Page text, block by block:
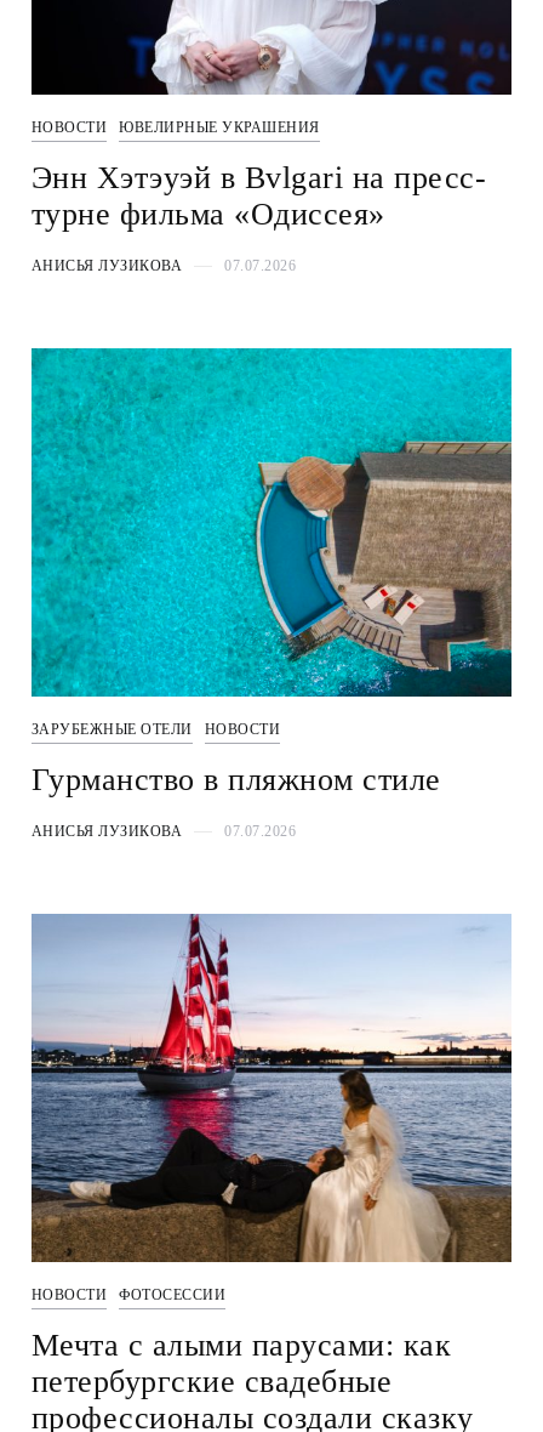
НОВОСТИ ЮВЕЛИРНЫЕ УКРАШЕНИЯ
Энн Хэтэуэй в Bvlgari на пресс-
турне фильма «Одиссея»
АНИСЬЯ ЛУЗИКОВА 07.07.2026
ЗАРУБЕЖНЫЕ ОТЕЛИ НОВОСТИ
Гурманство в пляжном стиле
АНИСЬЯ ЛУЗИКОВА 07.07.2026
НОВОСТИ ФОТОСЕССИИ
Мечта с алыми парусами: как
петербургские свадебные
профессионалы создали сказку